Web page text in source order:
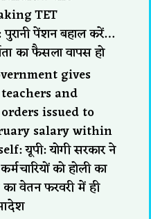
TET
पेंशन बहाल करें…
का फैसला वापस हो
gives
and
issued to
salary within
यूपी: योगी सरकार ने
को होली का
वेतन फरवरी में ही